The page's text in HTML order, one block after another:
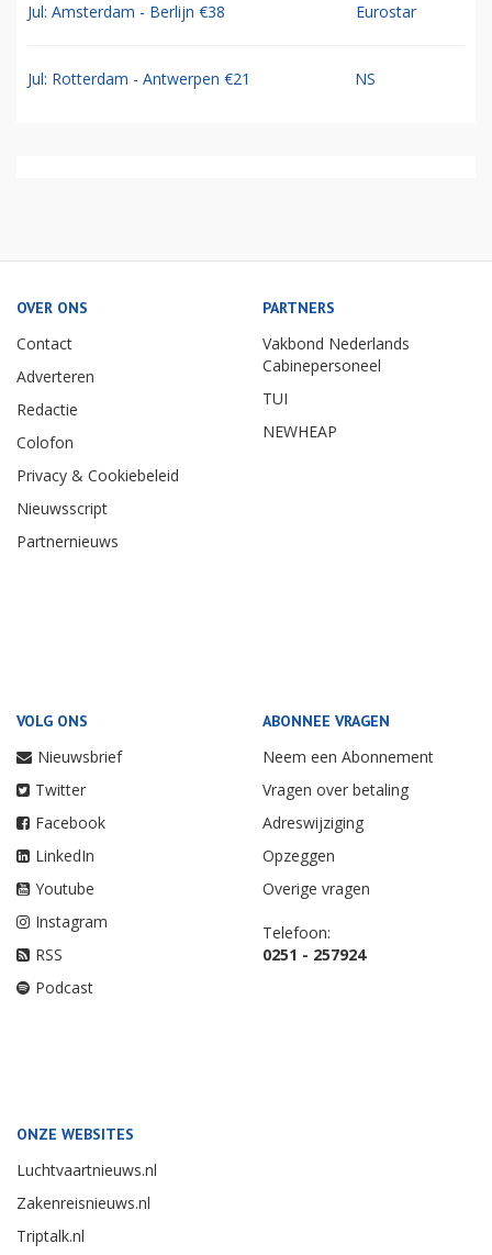
Jul: Amsterdam - Berlijn €38 Eurostar
Jul: Rotterdam - Antwerpen €21 NS
OVER ONS
Contact
Adverteren
Redactie
Colofon
Privacy & Cookiebeleid
Nieuwsscript
Partnernieuws
PARTNERS
Vakbond Nederlands
Cabinepersoneel
TUI
NEWHEAP
VOLG ONS
Nieuwsbrief
Twitter
Facebook
LinkedIn
Youtube
Instagram
RSS
Podcast
ABONNEE VRAGEN
Neem een Abonnement
Vragen over betaling
Adreswijziging
Opzeggen
Overige vragen
Telefoon:
0251 - 257924
ONZE WEBSITES
Luchtvaartnieuws.nl
Zakenreisnieuws.nl
Triptalk.nl